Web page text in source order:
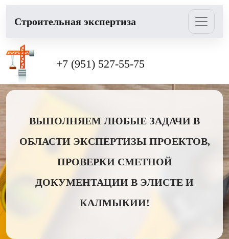
Cтроительная экспертиза
+7 (951) 527-55-75
ВЫПОЛНЯЕМ ЛЮБЫЕ ЗАДАЧИ В
ОБЛАСТИ ЭКСПЕРТИЗЫ ПРОЕКТОВ,
ПРОВЕРКИ СМЕТНОЙ
ДОКУМЕНТАЦИИ В ЭЛИСТЕ И
КАЛМЫКИИ!